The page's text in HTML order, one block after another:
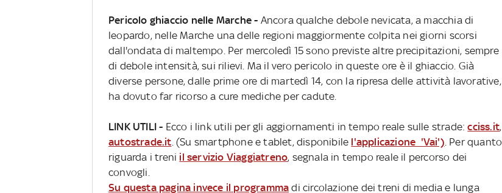
Pericolo ghiaccio nelle Marche - Ancora qualche debole nevicata, a macchia di
leopardo, nelle Marche una delle regioni maggiormente colpita nei giorni scorsi
dall'ondata di maltempo. Per mercoledì 15 sono previste altre precipitazioni, sempre
di debole intensità, sui rilievi. Ma il vero pericolo in queste ore è il ghiaccio. Già
diverse persone, dalle prime ore di martedì 14, con la ripresa delle attività lavorative,
ha dovuto far ricorso a cure mediche per cadute.
LINK UTILI - Ecco i link utili per gli aggiornamenti in tempo reale sulle strade:cciss.it,
autostrade.it . (Su smartphone e tablet, disponibile l'applicazione 'Vai') . Per quanto
riguarda i treni il servizio Viaggiatreno, segnala in tempo reale il percorso dei
convogli.
Su questa pagina invece il programma di circolazione dei treni di media e lunga